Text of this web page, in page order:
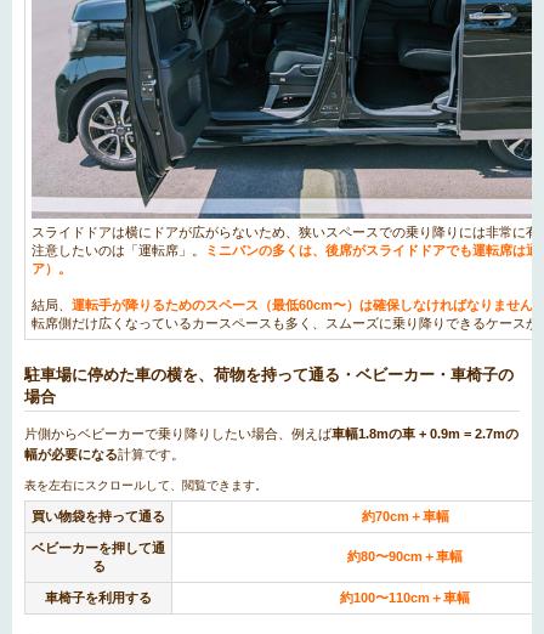
スライドドアは横にドアが広がらないため、狭いスペースでの乗り降りには非常に有
注意したいのは「運転席」。
ミニバンの多くは、後席がスライドドアでも運転席は
ア）。
結局、 運転手が降りるためのスペース（最低60cm〜）は確保しなければなりません
転席側だけ広くなっているカースペースも多く、スムーズに乗り降りできるケースが
駐車場に停めた車の横を、荷物を持って通る・ベビーカー・車椅子の
場合
片側からベビーカーで乗り降りしたい場合、例えば車幅1.8mの車 + 0.9m = 2.7mの
幅が必要になる計算です。
買い物袋を持って通る 約70cm＋車幅
ベビーカーを押して通
る
約80〜90cm＋車幅
車椅子を利用する 約100〜110cm＋車幅